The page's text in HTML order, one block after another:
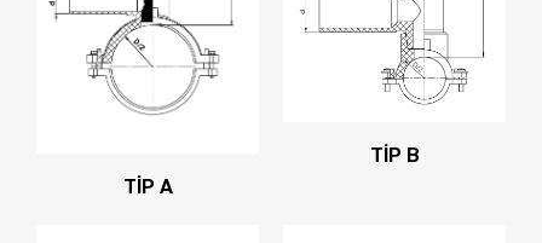
TİP A
TİP B